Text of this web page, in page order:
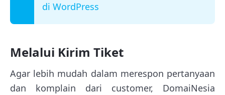
di WordPress
Melalui Kirim Tiket
Agar lebih mudah dalam merespon pertanyaan
dan komplain dari customer, DomaiNesia